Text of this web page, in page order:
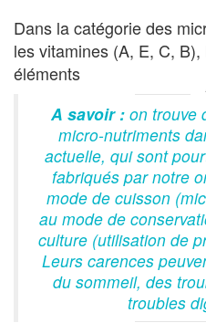
Dans la catégorie des
les vitamines (A, E, C,
éléments
A savoir : on trouve
micro-nutriments
actuelle, qui sont
fabriqués par notre
mode de cuisson
au mode de
culture (utilisation de
Leurs carences
du sommeil, des
troubles